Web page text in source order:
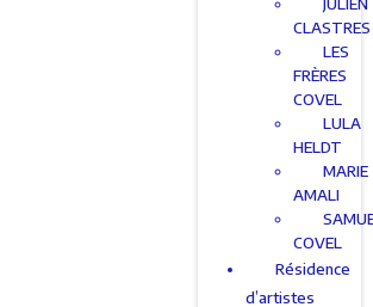
CLASTRES
LES
FRÈRES
COVEL
LULA
HELDT
MARIE
AMALI
COVEL
Résidence
d’artistes